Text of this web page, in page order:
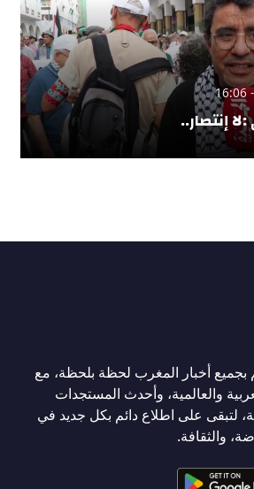
إنتصار..
أخبار المغرب لحظة بلحظة، مع
والعالمية، وأحدث المستجدات
لتبقى على اطلاع دائم بكل جديد في
والثقافة.